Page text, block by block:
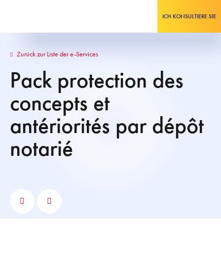
ICH KONSULTIERE SIE
Zurück zur Liste der e-Services
Pack protection des
concepts et
antériorités par dépôt
notarié